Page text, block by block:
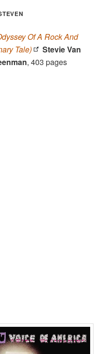
Of A Rock And
Tale)
Stevie Van
, 403 pages